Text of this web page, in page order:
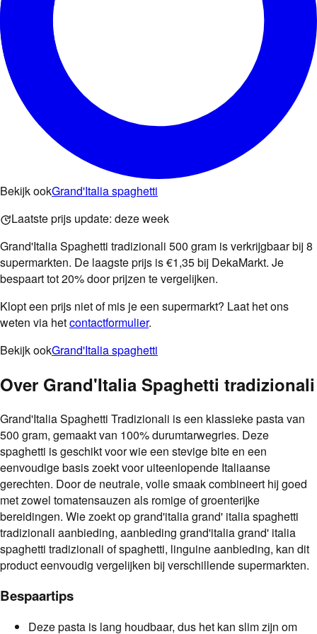
Bekijk ookGrand'Italia spaghetti
Laatste prijs update: deze week
Grand'Italia Spaghetti tradizionali 500 gram is verkrijgbaar bij 8
supermarkten. De laagste prijs is €1,35 bij DekaMarkt. Je
bespaart tot 20% door prijzen te vergelijken.
Klopt een prijs niet of mis je een supermarkt? Laat het ons
weten via hetcontactformulier.
Bekijk ookGrand'Italia spaghetti
Over Grand'Italia Spaghetti tradizionali
Grand'Italia Spaghetti Tradizionali is een klassieke pasta van
500 gram, gemaakt van 100% durumtarwegries. Deze
spaghetti is geschikt voor wie een stevige bite en een
eenvoudige basis zoekt voor uiteenlopende Italiaanse
gerechten. Door de neutrale, volle smaak combineert hij goed
met zowel tomatensauzen als romige of groenterijke
bereidingen. Wie zoekt op grand'italia grand' italia spaghetti
tradizionali aanbieding, aanbieding grand'italia grand' italia
spaghetti tradizionali of spaghetti, linguine aanbieding, kan dit
product eenvoudig vergelijken bij verschillende supermarkten.
Bespaartips
Deze pasta is lang houdbaar, dus het kan slim zijn om